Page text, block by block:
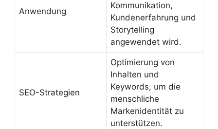
Anwendung
Kommunikation,
Kundenerfahrung und
Storytelling
angewendet wird.
SEO-Strategien
Optimierung von
Inhalten und
Keywords, um die
menschliche
Markenidentität zu
unterstützen.